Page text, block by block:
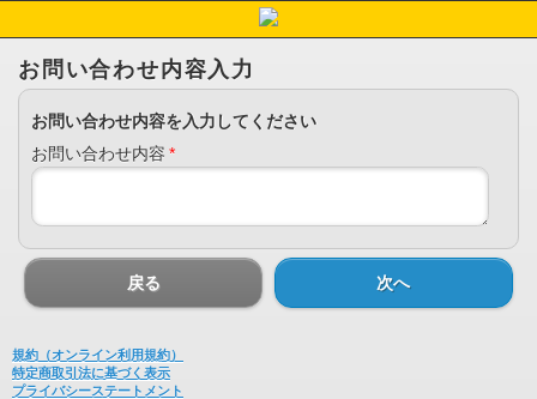
お問い合わせ内容入力
お問い合わせ内容を入力してください
お問い合わせ内容 *
戻る 次へ
規約（オンライン利用規約）
特定商取引法に基づく表示
プライバシーステートメント